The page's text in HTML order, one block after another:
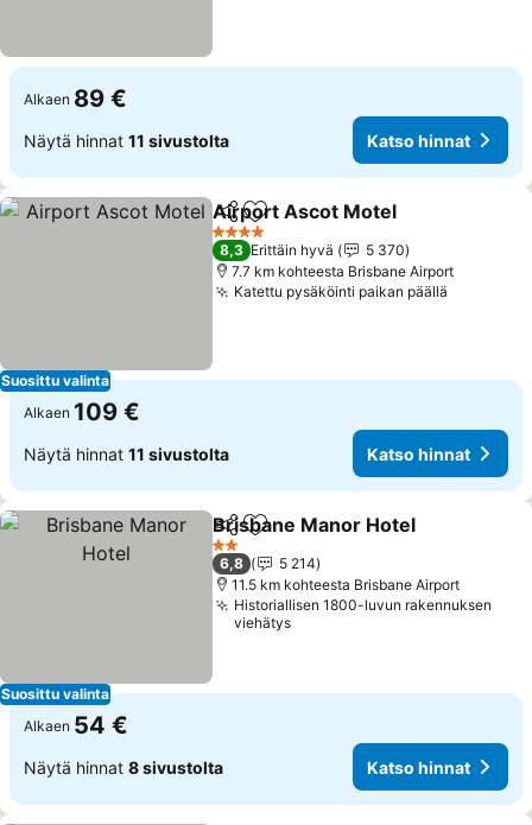
Alkaen 89 €
Näytä hinnat 11 sivustolta Katso hinnat
Suosittu valinta
Jaa Lisää suosikkeihin
Airport Ascot Motel
4 Tähtiluokitus
8,3 Erittäin hyvä
5 370
7.7 km kohteesta Brisbane Airport
Katettu pysäköinti paikan päällä
Alkaen 109 €
Näytä hinnat 11 sivustolta Katso hinnat
Suosittu valinta
Jaa Lisää suosikkeihin
Brisbane Manor Hotel
2 Tähtiluokitus
6,8
5 214
11.5 km kohteesta Brisbane Airport
Historiallisen 1800-luvun rakennuksen
viehätys
Alkaen 54 €
Näytä hinnat 8 sivustolta Katso hinnat